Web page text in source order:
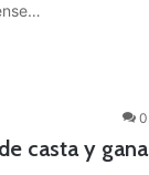
0
casta y gana